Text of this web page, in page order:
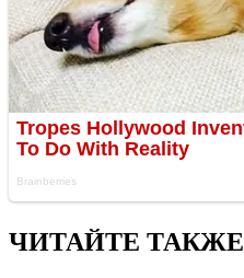
ЧИТАЙТЕ ТАКЖЕ